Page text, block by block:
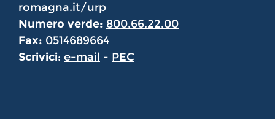
romagna.it/urp
Numero verde: 800.66.22.00
Fax: 0514689664
Scrivici: e-mail - PEC